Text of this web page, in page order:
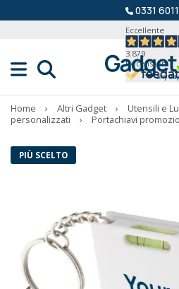
0331
Eccellente
3.879
Recensioni
Home › Altri Gadget › Utensili e
personalizzati
› Portachiavi
PIÙ SCELTO